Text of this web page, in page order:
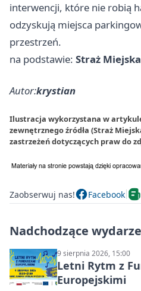
interwencji, które nie robią
odzyskują miejsca
przestrzeń.
na podstawie: Straż
Autor:krystian
Ilustracja wykorzystana w
zewnętrznego źródła (Straż
zastrzeżeń dotyczących praw do
Zaobserwuj nas! Facebook
Nadchodzące
9 sierpnia 2026, 15:00
Letni Rytm z
Europejskimi